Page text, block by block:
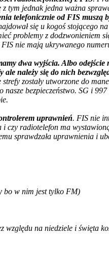
tym jednak jedna ważna
telefonicznie od FIS muszą
się u kogoś
problemy z dodzwonieniem
FIS nie mają ukrywanego
dwa wyjścia. Albo
należy się do nich
zostały utworzone do
bezpieczeństwo. SG i
uprawnień. FIS nie
radiotelefon ma
sprawdzała uprawnienia i
bo w nim jest tylko FM)
względu na niedziele i święta